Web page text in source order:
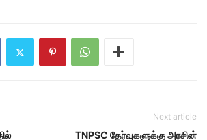
Next article
TNPSC தேர்வுகளுக்கு அரசின்